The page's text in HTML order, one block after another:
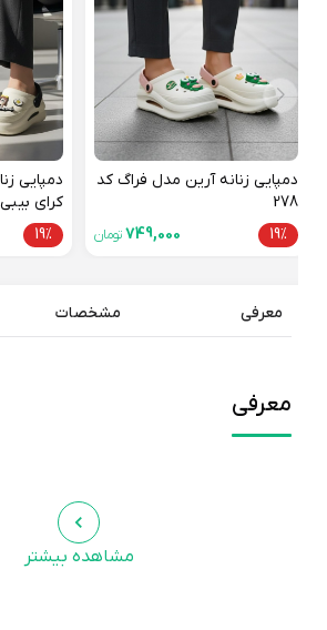
دمپایی زنانه آرین مدل فراگ کد
749,000تومان
دمپایی
کرای بیبی کد 144
معرفی مشخصات
معرفی
مشاهده بیشتر